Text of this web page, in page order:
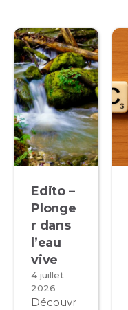
Edito –
Plonge
r dans
l’eau
vive
4 juillet
2026
Découvr